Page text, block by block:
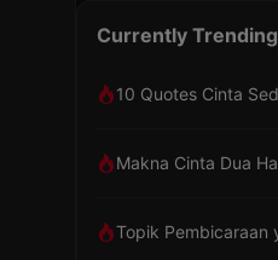
Currently Trending